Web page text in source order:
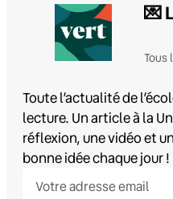
💌
Tous
Toute l’actualité de
lecture. Un article à la
réflexion, une vidéo et
bonne idée chaque jour !